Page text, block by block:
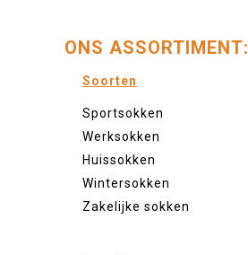
ONS ASSORTIMENT:
Soorten
Sportsokken
Werksokken
Huissokken
Wintersokken
Zakelijke sokken